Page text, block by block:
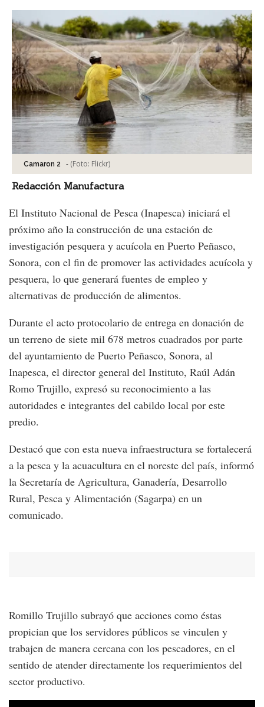
Camaron 2 - (Foto: Flickr)
Redacción Manufactura
El Instituto Nacional de Pesca (Inapesca) iniciará el
próximo año la construcción de una estación de
investigación pesquera y acuícola en Puerto Peñasco,
Sonora, con el fin de promover las actividades acuícola y
pesquera, lo que generará fuentes de empleo y
alternativas de producción de alimentos.
Durante el acto protocolario de entrega en donación de
un terreno de siete mil 678 metros cuadrados por parte
del ayuntamiento de Puerto Peñasco, Sonora, al
Inapesca, el director general del Instituto, Raúl Adán
Romo Trujillo, expresó su reconocimiento a las
autoridades e integrantes del cabildo local por este
predio.
Destacó que con esta nueva infraestructura se fortalecerá
a la pesca y la acuacultura en el noreste del país, informó
la Secretaría de Agricultura, Ganadería, Desarrollo
Rural, Pesca y Alimentación (Sagarpa) en un
comunicado.
Romillo Trujillo subrayó que acciones como éstas
propician que los servidores públicos se vinculen y
trabajen de manera cercana con los pescadores, en el
sentido de atender directamente los requerimientos del
sector productivo.